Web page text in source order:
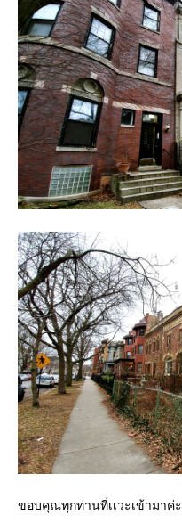
ขอบคุณทุกท่านที่เเวะเข้ามาค่ะ